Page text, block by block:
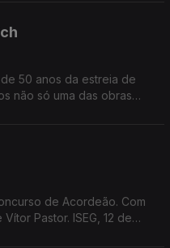
50 anos da estreia de
não só uma das obras
de Acordeão. Com
Pastor. ISEG, 12 de